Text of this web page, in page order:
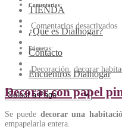
TIENDA
¿Qué es Dialhogar?
Contacto
Encuentros Dialhogar
Comentarios:
Comentarios desactivados
Etiquetas:
Decoración,decorar
Decorar con papel
Se puede decorar una
empapelarla entera.